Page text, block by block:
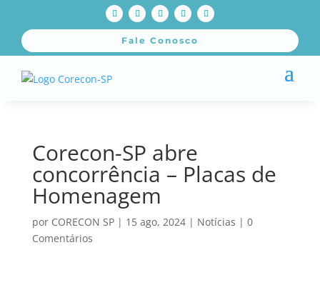
Fale Conosco
Corecon-SP abre
concorrência – Placas de
Homenagem
por CORECON SP| 15 ago, 2024| Notícias | 0
Comentários